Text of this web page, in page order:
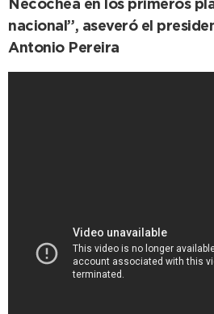
Necochea en los primeros
nacional”, aseveró el
Antonio Pereira